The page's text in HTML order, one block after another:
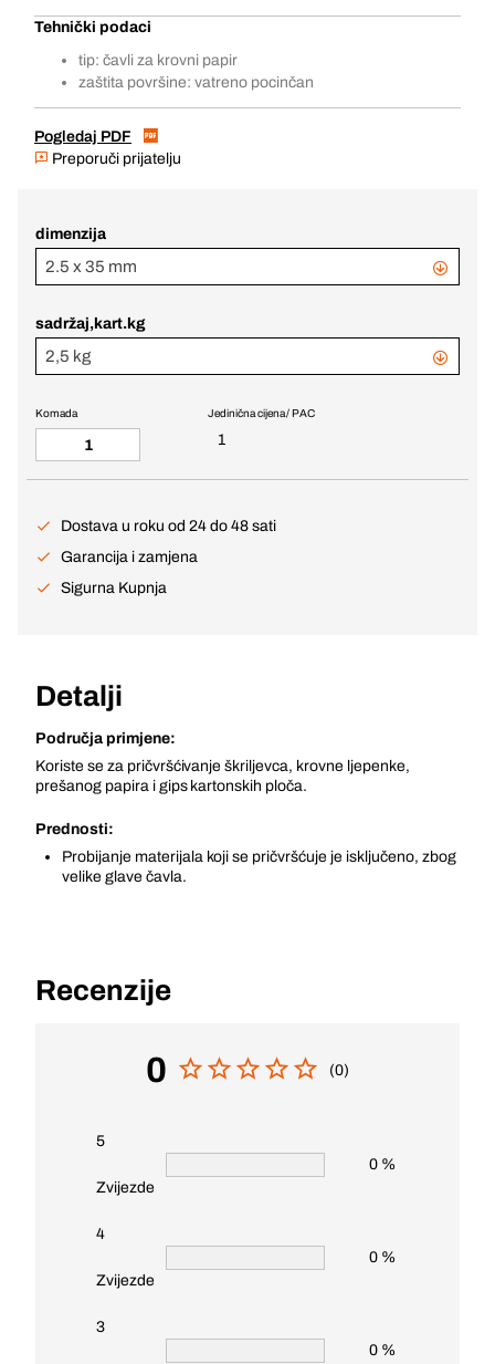
Tehnički podaci
tip: čavli za krovni papir
zaštita površine: vatreno pocinčan
Pogledaj PDF
Preporuči prijatelju
dimenzija
2.5 x 35 mm
sadržaj,kart.kg
2,5 kg
Jedinična cijena / PAC
1
Komada
Dostava u roku od 24 do 48 sati
Garancija i zamjena
Sigurna Kupnja
Detalji
Područja primjene:
Koriste se za pričvršćivanje škriljevca, krovne ljepenke,
prešanog papira i gips kartonskih ploča.
Prednosti:
Probijanje materijala koji se pričvršćuje je isključeno, zbog
velike glave čavla.
Recenzije
0 (0)
5
Zvijezde
0 %
4
Zvijezde
0 %
3
0 %